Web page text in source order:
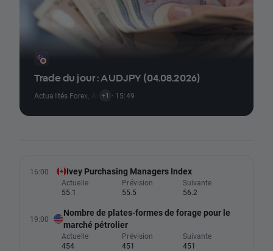
Trade du jour : AUDJPY (04.08.2026)
Actualités Forex Actualités Signaux De Trading
+1 · 15:49
16:00 Ivey Purchasing Managers Index
Actuelle
55.1
Prévision
55.5
Suivante
56.2
19:00
Nombre de plates-formes de forage pour le
marché pétrolier
Actuelle
454
Prévision
451
Suivante
451